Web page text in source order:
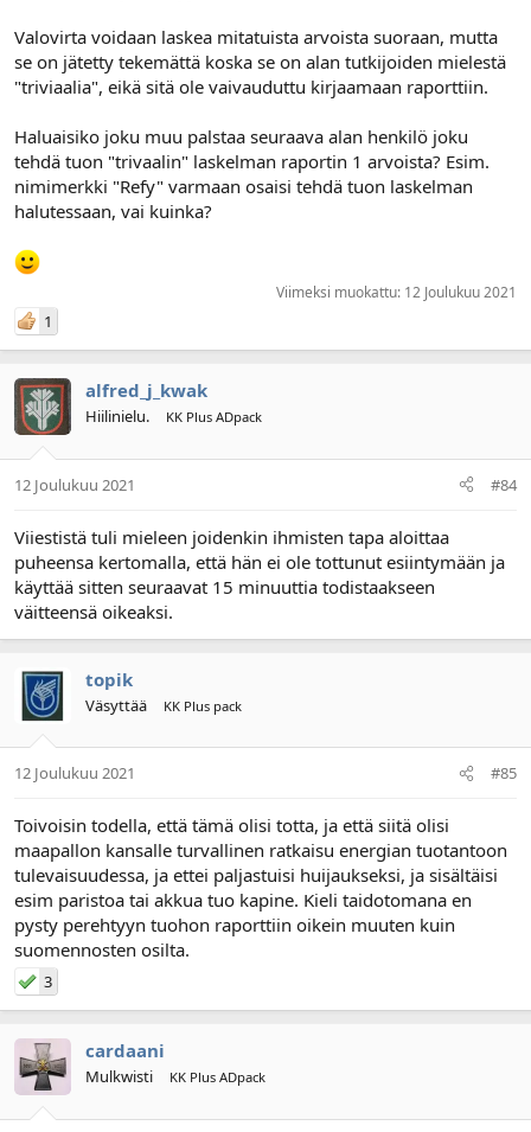
Valovirta voidaan laskea mitatuista arvoista suoraan, mutta
se on jätetty tekemättä koska se on alan tutkijoiden mielestä
"triviaalia", eikä sitä ole vaivauduttu kirjaamaan raporttiin.
Haluaisiko joku muu palstaa seuraava alan henkilö joku
tehdä tuon "trivaalin" laskelman raportin 1 arvoista? Esim.
nimimerkki "Refy" varmaan osaisi tehdä tuon laskelman
halutessaan, vai kuinka?
Viimeksi muokattu: 12 Joulukuu 2021
1
alfred_j_kwak
Hiilinielu. KK Plus ADpack
12 Joulukuu 2021 #84
Viiestistä tuli mieleen joidenkin ihmisten tapa aloittaa
puheensa kertomalla, että hän ei ole tottunut esiintymään ja
käyttää sitten seuraavat 15 minuuttia todistaakseen
väitteensä oikeaksi.
topik
Väsyttää KK Plus pack
12 Joulukuu 2021 #85
Toivoisin todella, että tämä olisi totta, ja että siitä olisi
maapallon kansalle turvallinen ratkaisu energian tuotantoon
tulevaisuudessa, ja ettei paljastuisi huijaukseksi, ja sisältäisi
esim paristoa tai akkua tuo kapine. Kieli taidotomana en
pysty perehtyyn tuohon raporttiin oikein muuten kuin
suomennosten osilta.
3
cardaani
Mulkwisti KK Plus ADpack